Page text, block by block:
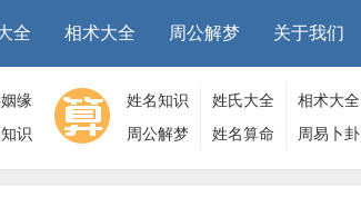
全 相术大全 周公解梦 关于我们
缘
识
姓名知识 姓氏大全
相术大全
周公解梦
姓名算命 周易卜卦